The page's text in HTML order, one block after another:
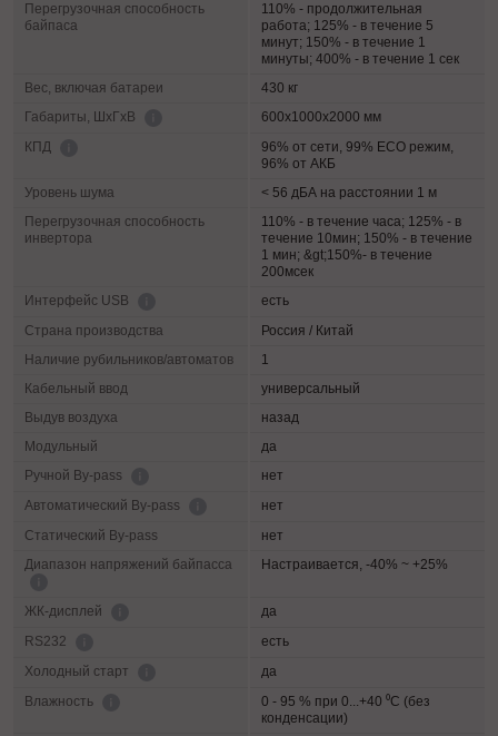
Перегрузочная способность
байпаса
110% - продолжительная
работа; 125% - в течение 5
минут; 150% - в течение 1
минуты; 400% - в течение 1 сек
Вес, включая батареи
430 кг
Габариты, ШхГхВ
600х1000х2000 мм
КПД
96% от сети, 99% ECO режим,
96% от АКБ
Уровень шума
< 56 дБА на расстоянии 1 м
Перегрузочная способность
инвертора
110% - в течение часа; 125% - в
течение 10мин; 150% - в течение
1 мин; &gt;150%- в течение
200мсек
Интерфейс USB
есть
Страна производства
Россия / Китай
Наличие рубильников/автоматов
1
Кабельный ввод
универсальный
Выдув воздуха
назад
Модульный
да
Ручной By-pass
нет
Автоматический By-pass
нет
Статический By-pass
нет
Диапазон напряжений байпасса
Настраивается, -40% ~ +25%
ЖК-дисплей
да
RS232
есть
Холодный старт
да
Влажность
0 - 95 % при 0...+40 ⁰С (без
конденсации)